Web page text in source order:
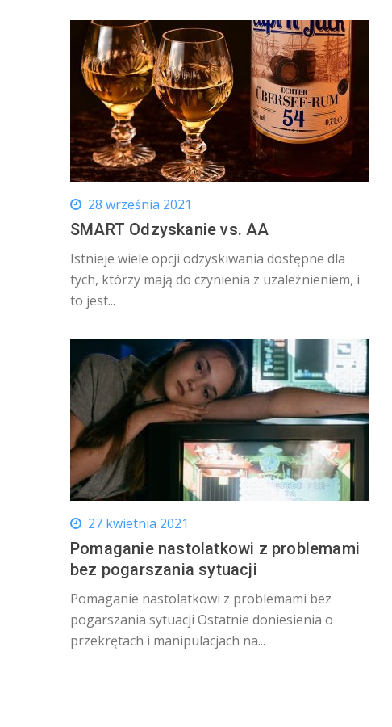
28 września 2021
SMART Odzyskanie vs. AA
Istnieje wiele opcji odzyskiwania dostępne dla
tych, którzy mają do czynienia z uzależnieniem, i
to jest...
27 kwietnia 2021
Pomaganie nastolatkowi z problemami
bez pogarszania sytuacji
Pomaganie nastolatkowi z problemami bez
pogarszania sytuacji Ostatnie doniesienia o
przekrętach i manipulacjach na...